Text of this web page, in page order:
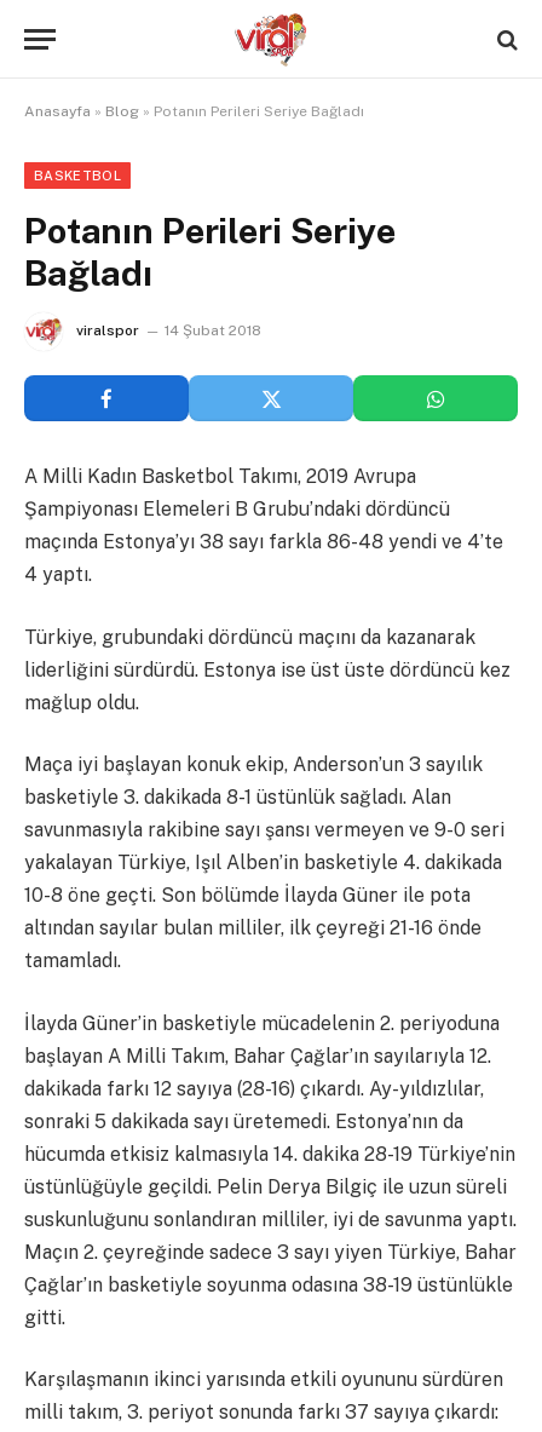
Anasayfa » Blog » Potanın Perileri Seriye Bağladı
BASKETBOL
Potanın Perileri Seriye
Bağladı
viralspor 14 Şubat 2018
A Milli Kadın Basketbol Takımı, 2019 Avrupa
Şampiyonası Elemeleri B Grubu’ndaki dördüncü
maçında Estonya’yı 38 sayı farkla 86-48 yendi ve 4’te
4 yaptı.
Türkiye, grubundaki dördüncü maçını da kazanarak
liderliğini sürdürdü. Estonya ise üst üste dördüncü kez
mağlup oldu.
Maça iyi başlayan konuk ekip, Anderson’un 3 sayılık
basketiyle 3. dakikada 8-1 üstünlük sağladı. Alan
savunmasıyla rakibine sayı şansı vermeyen ve 9-0 seri
yakalayan Türkiye, Işıl Alben’in basketiyle 4. dakikada
10-8 öne geçti. Son bölümde İlayda Güner ile pota
altından sayılar bulan milliler, ilk çeyreği 21-16 önde
tamamladı.
İlayda Güner’in basketiyle mücadelenin 2. periyoduna
başlayan A Milli Takım, Bahar Çağlar’ın sayılarıyla 12.
dakikada farkı 12 sayıya (28-16) çıkardı. Ay-yıldızlılar,
sonraki 5 dakikada sayı üretemedi. Estonya’nın da
hücumda etkisiz kalmasıyla 14. dakika 28-19 Türkiye’nin
üstünlüğüyle geçildi. Pelin Derya Bilgiç ile uzun süreli
suskunluğunu sonlandıran milliler, iyi de savunma yaptı.
Maçın 2. çeyreğinde sadece 3 sayı yiyen Türkiye, Bahar
Çağlar’ın basketiyle soyunma odasına 38-19 üstünlükle
gitti.
Karşılaşmanın ikinci yarısında etkili oyununu sürdüren
milli takım, 3. periyot sonunda farkı 37 sayıya çıkardı: